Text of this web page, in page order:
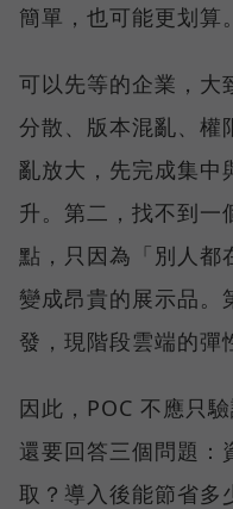
簡單，也可能更划算。
可以先等的企業，大
分散、版本混亂、權
亂放大，先完成集中
升。第二，找不到一
點，只因為「別人都
變成昂貴的展示品。
發，現階段雲端的彈
因此，POC 不應只
還要回答三個問題：
取？導入後能節省多